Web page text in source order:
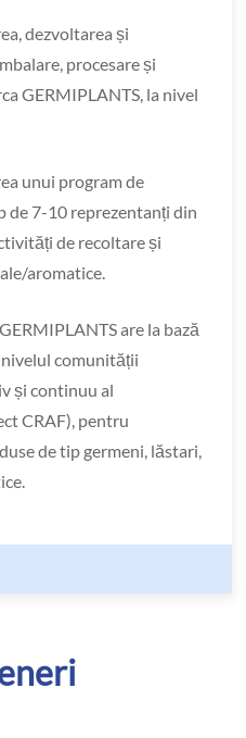
dezvoltarea și
procesare și
GERMIPLANTS, la nivel
unui program de
de 7-10 reprezentanți din
de recoltare și
aromatice.
are la bază
comunității
și continuu al
CRAF), pentru
de tip germeni, lăstari,